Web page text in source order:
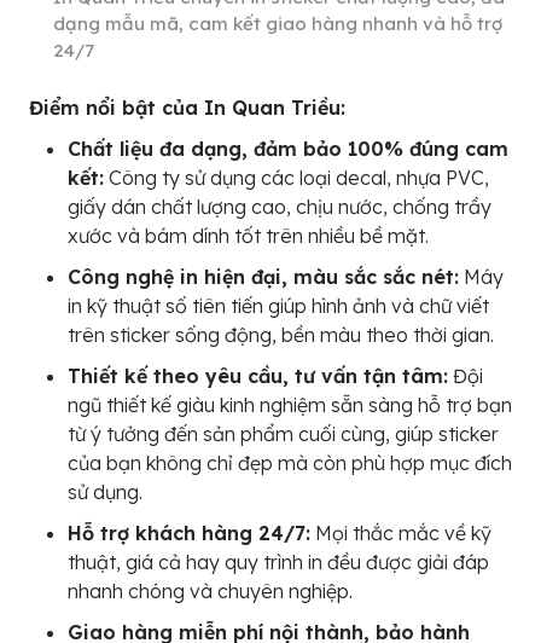
dạng mẫu mã, cam kết giao hàng nhanh và hỗ trợ
24/7
Điểm nổi bật của In Quan Triều:
Chất liệu đa dạng, đảm bảo 100% đúng cam
kết: Công ty sử dụng các loại decal, nhựa PVC,
giấy dán chất lượng cao, chịu nước, chống trầy
xước và bám dính tốt trên nhiều bề mặt.
Công nghệ in hiện đại, màu sắc sắc nét: Máy
in kỹ thuật số tiên tiến giúp hình ảnh và chữ viết
trên sticker sống động, bền màu theo thời gian.
Thiết kế theo yêu cầu, tư vấn tận tâm: Đội
ngũ thiết kế giàu kinh nghiệm sẵn sàng hỗ trợ bạn
từ ý tưởng đến sản phẩm cuối cùng, giúp sticker
của bạn không chỉ đẹp mà còn phù hợp mục đích
sử dụng.
Hỗ trợ khách hàng 24/7: Mọi thắc mắc về kỹ
thuật, giá cả hay quy trình in đều được giải đáp
nhanh chóng và chuyên nghiệp.
Giao hàng miễn phí nội thành, bảo hành